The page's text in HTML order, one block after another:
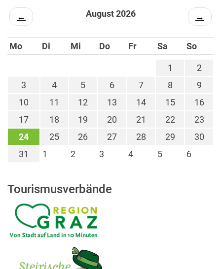
← August 2026 →
Mo Di Mi Do Fr Sa So
1
2
3
4 5 6 7 8
9
10
11 12 13 14 15
16
17
18 19 20 21 22
23
24
25 26 27 28 29
30
31
1 2 3 4 5 6
Tourismusverbände